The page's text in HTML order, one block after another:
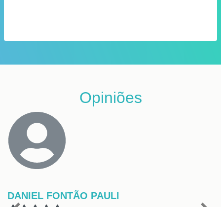
Opiniões
DANIEL FONTÃO PAULI